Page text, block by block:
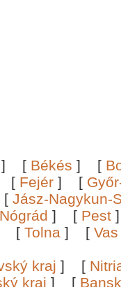
] [ Békés ] [
[ Fejér ] [
[ Jász-Nagykun-
Nógrád ] [ Pest
[ Tolna ] [ Vas
kraj ] [
kraj ] [